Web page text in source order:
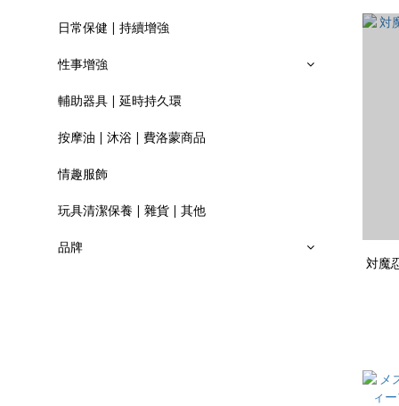
日常保健 | 持續增強
性事增強
輔助器具 | 延時持久環
按摩油 | 沐浴 | 費洛蒙商品
情趣服飾
玩具清潔保養 | 雜貨 | 其他
品牌
対魔